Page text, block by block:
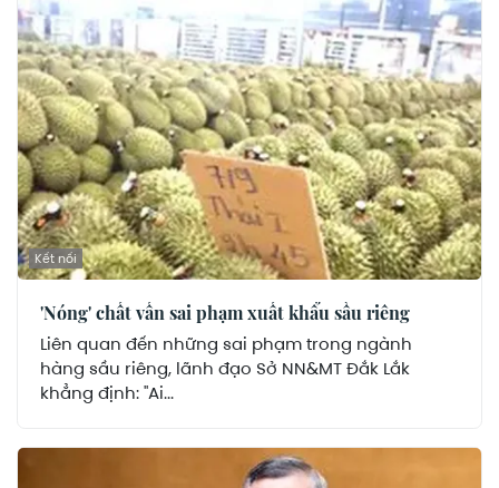
Kết nối
'Nóng' chất vấn sai phạm xuất khẩu sầu riêng
Liên quan đến những sai phạm trong ngành
hàng sầu riêng, lãnh đạo Sở NN&MT Đắk Lắk
khẳng định: "Ai...